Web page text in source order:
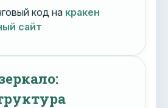
код на кракен
сайт